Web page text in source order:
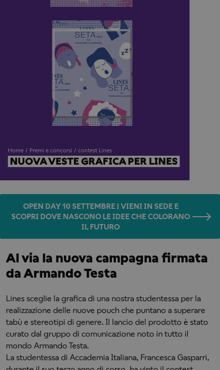
Home Premi e concorsi contest Lines
NUOVA VESTE GRAFICA PER LINES
OPEN DAY 10 SETTEMBRE | VIENI IN SEDE E
SCOPRI DOVE NASCONO LE IDEE CHE COLORANO
IL FUTURO
Al via la nuova campagna firmata
da Armando Testa
Lines sceglie la grafica di una nostra studentessa per la
realizzazione delle nuove pouch che puntano a superare
tabù e stereotipi di genere. Il lancio del prodotto è stato
curato dal gruppo di comunicazione noto in tutto il
mondo Armando Testa.
La studentessa di Accademia Italiana, Francesca Gasparri,